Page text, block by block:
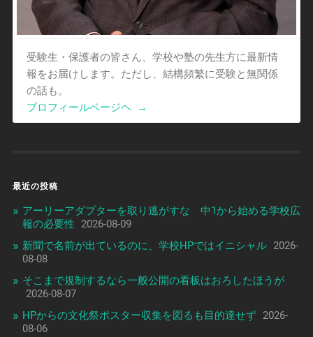
受験生・保護者の皆さん、学校や塾の先生方に最新情
報をお届けします。ただし、結構頻繁に受験と無関係
の話も。
プロフィールページヘ
→
最近の投稿
アーリーアダプターを取り逃がすな 中1から始める学校広
報の必要性
2026-08-09
新聞で名前が出ているのに、学校HPではイニシャル 2026-
08-08
そこまで規制するなら一般公開の看板はおろしたほうが
2026-08-07
HPからの文化祭ポスター収集を図るも目的達せず 2026-
08-06